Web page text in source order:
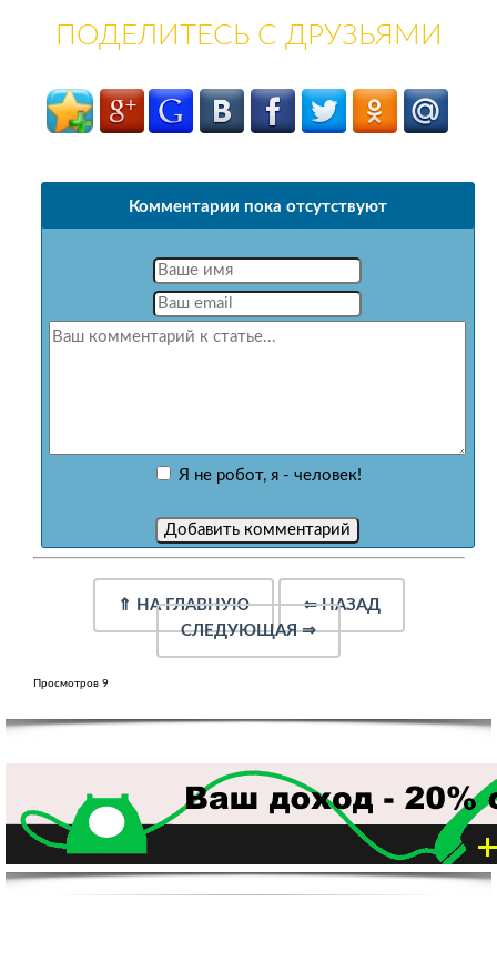
ПОДЕЛИТЕСЬ С ДРУЗЬЯМИ
Комментарии пока отсутствуют
Я не робот, я - человек!
⇑ НА ГЛАВНУЮ ⇐НАЗАД
СЛЕДУЮЩАЯ⇒
Просмотров 9